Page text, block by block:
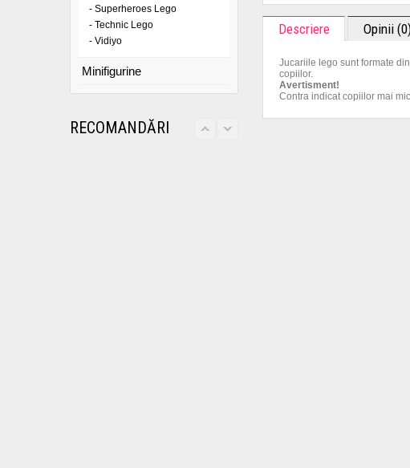
- Superheroes Lego
- Technic Lego
- Vidiyo
Minifigurine
RECOMANDĂRI
Descriere Opinii
Jucariile lego sunt formate
copiilor.
Avertisment!
Contra indicat copiilor mai